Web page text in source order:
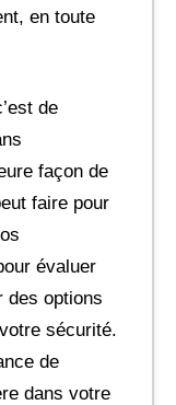
en toute
de
façon de
faire pour
évaluer
des options
sécurité.
de
dans votre